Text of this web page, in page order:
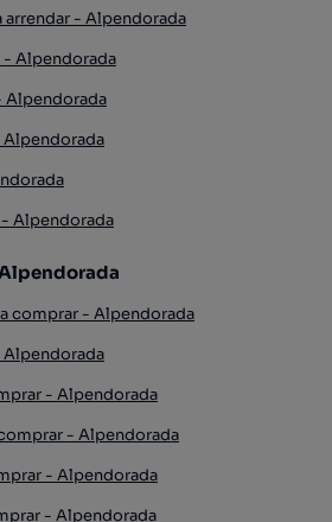
arrendar - Alpendorada
- Alpendorada
Alpendorada
Alpendorada
- Alpendorada
comprar - Alpendorada
- Alpendorada
- Alpendorada
- Alpendorada
- Alpendorada